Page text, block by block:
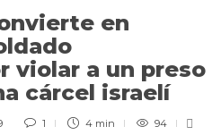
en
violar a un preso
cárcel israelí
1 4 min 94